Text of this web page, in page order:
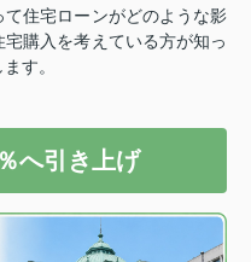
住宅ローンがどのような影
購入を考えている方が知っ
す。
へ引き上げ